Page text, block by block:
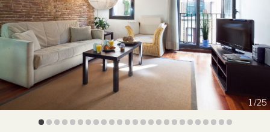
1 25